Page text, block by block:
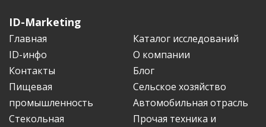
ID-Marketing
Главная
Каталог исследований
ID-инфо
О компании
Контакты
Блог
Пищевая
промышленность
Сельское хозяйство
Автомобильная отрасль
Стекольная
Прочая техника и